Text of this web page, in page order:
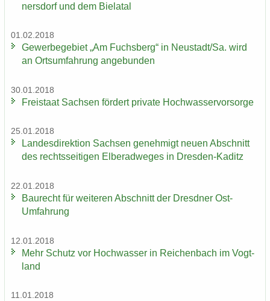
ners­dorf und dem Bie­la­tal
01.02.2018
Ge­wer­be­ge­biet „Am Fuchs­berg“ in Neu­stadt/Sa. wird
an Orts­um­fah­rung an­ge­bun­den
30.01.2018
Frei­staat Sach­sen för­dert pri­va­te Hoch­was­ser­vor­sor­ge
25.01.2018
Lan­des­di­rek­ti­on Sach­sen ge­neh­migt neuen Ab­schnitt
des rechts­sei­ti­gen El­be­rad­we­ges in Dresden-​Kaditz
22.01.2018
Bau­recht für wei­te­ren Ab­schnitt der Dresd­ner Ost-​
Umfahrung
12.01.2018
Mehr Schutz vor Hoch­was­ser in Rei­chen­bach im Vogt­
land
11.01.2018